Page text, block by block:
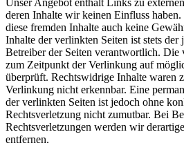
Unser Angebot enthält Links zu
deren Inhalte wir keinen Einfluss
diese fremden Inhalte auch keine
Inhalte der verlinkten Seiten ist stets
Betreiber der Seiten verantwortlich. Die
zum Zeitpunkt der Verlinkung auf
überprüft. Rechtswidrige Inhalte waren
Verlinkung nicht erkennbar. Eine
der verlinkten Seiten ist jedoch ohne
Rechtsverletzung nicht zumutbar. Bei
Rechtsverletzungen werden wir
entfernen.